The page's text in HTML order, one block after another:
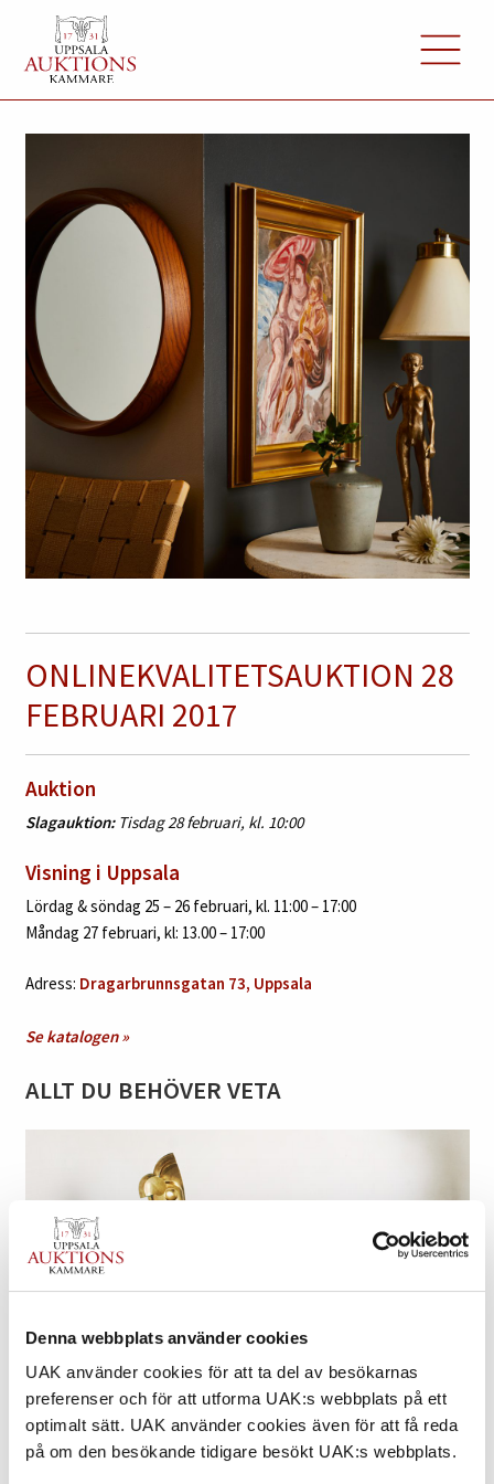
Denna webbplats använder cookies
UAK använder cookies för att ta del av besökarnas
preferenser och för att utforma UAK:s webbplats på ett
optimalt sätt. UAK använder cookies även för att få reda
på om den besökande tidigare besökt UAK:s webbplats.
ONLINEKVALITETSAUKTION 28
FEBRUARI 2017
Auktion
Slagauktion: Tisdag 28 februari, kl. 10:00
Visning i Uppsala
Lördag & söndag 25 – 26 februari, kl. 11:00 – 17:00
Måndag 27 februari, kl: 13.00 – 17:00
Adress: Dragarbrunnsgatan 73, Uppsala
Se katalogen »
ALLT DU BEHÖVER VETA
ATT KÖPA: STEG-FÖR-STEG